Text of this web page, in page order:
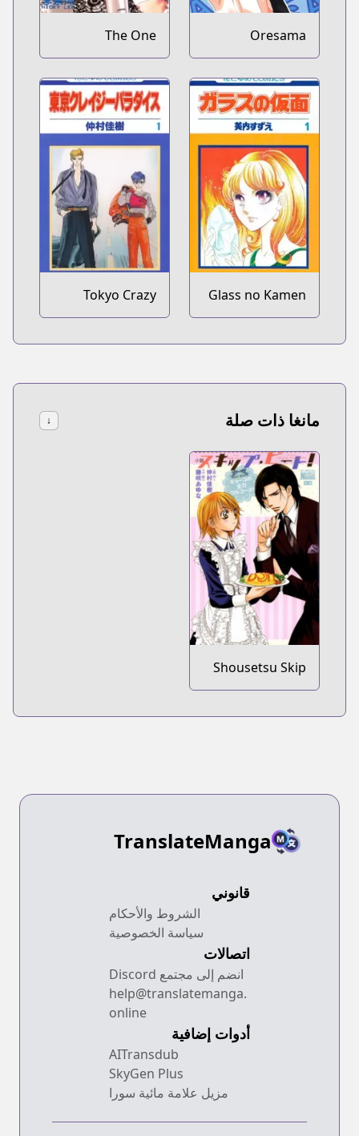
Oresama
Teacher
The One
Glass no Kamen
Tokyo Crazy
Paradise
مانغا ذات صلة ↓
Shousetsu Skip
Beat!: Kyouko no
TranslateManga
قانوني
الشروط والأحكام
سياسة الخصوصية
اتصالات
انضم إلى مجتمع Discord
help@translatemanga.
online
أدوات إضافية
AITransdub
SkyGen Plus
مزيل علامة مائية سورا